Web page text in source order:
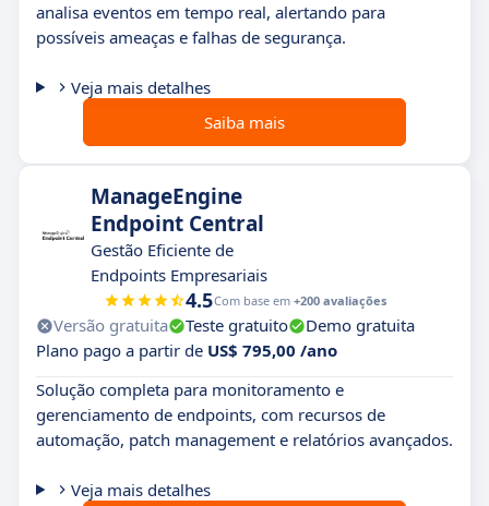
analisa eventos em tempo real, alertando para
possíveis ameaças e falhas de segurança.
Veja mais detalhes
Saiba mais
ManageEngine
Endpoint Central
Gestão Eficiente de
Endpoints Empresariais
4.5Com base em +200 avaliações
Versão gratuita Teste gratuito
Demo gratuita
Plano pago a partir de US$ 795,00 /ano
Solução completa para monitoramento e
gerenciamento de endpoints, com recursos de
automação, patch management e relatórios avançados.
Veja mais detalhes